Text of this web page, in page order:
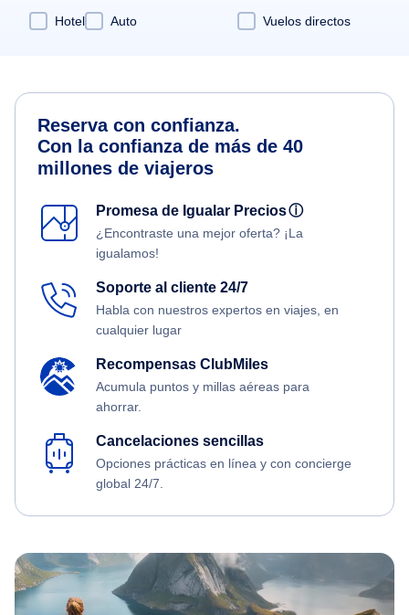
Hotel
Auto Vuelos directos
Reserva con confianza.
Con la confianza de más de 40
millones de viajeros
Promesa de Igualar Preciosⓘ
¿Encontraste una mejor oferta? ¡La
igualamos!
Soporte al cliente 24/7
Habla con nuestros expertos en viajes, en
cualquier lugar
Recompensas ClubMiles
Acumula puntos y millas aéreas para
ahorrar.
Cancelaciones sencillas
Opciones prácticas en línea y con concierge
global 24/7.